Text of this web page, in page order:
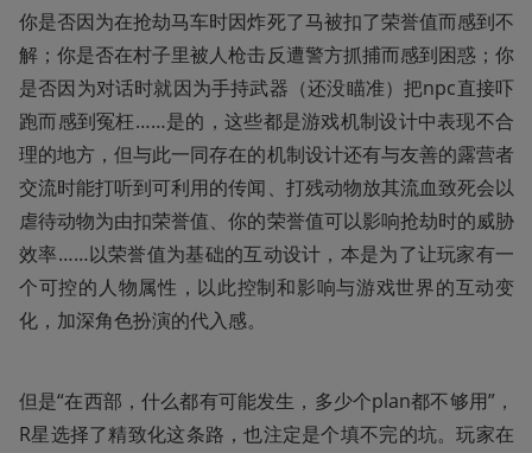
你是否因为在抢劫马车时因炸死了马被扣了荣誉值而感到不
解；你是否在村子里被人枪击反遭警方抓捕而感到困惑；你
是否因为对话时就因为手持武器（还没瞄准）把npc直接吓
跑而感到冤枉……是的，这些都是游戏机制设计中表现不合
理的地方，但与此一同存在的机制设计还有与友善的露营者
交流时能打听到可利用的传闻、打残动物放其流血致死会以
虐待动物为由扣荣誉值、你的荣誉值可以影响抢劫时的威胁
效率……以荣誉值为基础的互动设计，本是为了让玩家有一
个可控的人物属性，以此控制和影响与游戏世界的互动变
化，加深角色扮演的代入感。
但是“在西部，什么都有可能发生，多少个plan都不够用”，
R星选择了精致化这条路，也注定是个填不完的坑。玩家在